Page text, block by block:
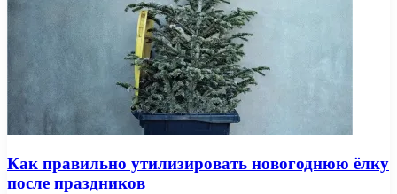
Как правильно утилизировать новогоднюю ёлку
после праздников